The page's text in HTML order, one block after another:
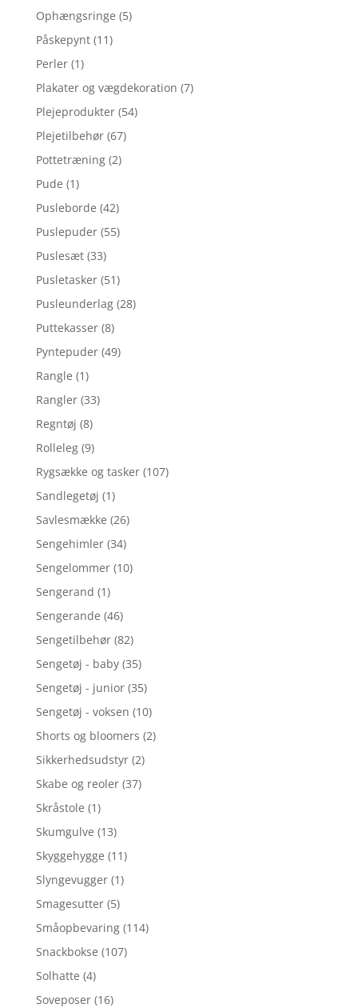
Ophængsringe (5)
Påskepynt (11)
Perler (1)
Plakater og vægdekoration (7)
Plejeprodukter (54)
Plejetilbehør (67)
Pottetræning (2)
Pude (1)
Pusleborde (42)
Puslepuder (55)
Puslesæt (33)
Pusletasker (51)
Pusleunderlag (28)
Puttekasser (8)
Pyntepuder (49)
Rangle (1)
Rangler (33)
Regntøj (8)
Rolleleg (9)
Rygsække og tasker (107)
Sandlegetøj (1)
Savlesmække (26)
Sengehimler (34)
Sengelommer (10)
Sengerand (1)
Sengerande (46)
Sengetilbehør (82)
Sengetøj - baby (35)
Sengetøj - junior (35)
Sengetøj - voksen (10)
Shorts og bloomers (2)
Sikkerhedsudstyr (2)
Skabe og reoler (37)
Skråstole (1)
Skumgulve (13)
Skyggehygge (11)
Slyngevugger (1)
Smagesutter (5)
Småopbevaring (114)
Snackbokse (107)
Solhatte (4)
Soveposer (16)